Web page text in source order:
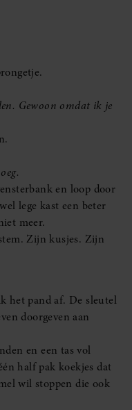
Gewoon omdat ik je
en loop door
lege kast een beter
meer.
Zijn kusjes. Zijn
het pand af. De sleutel
doorgeven aan
en een tas vol
half pak koekjes dat
wil stoppen die ook